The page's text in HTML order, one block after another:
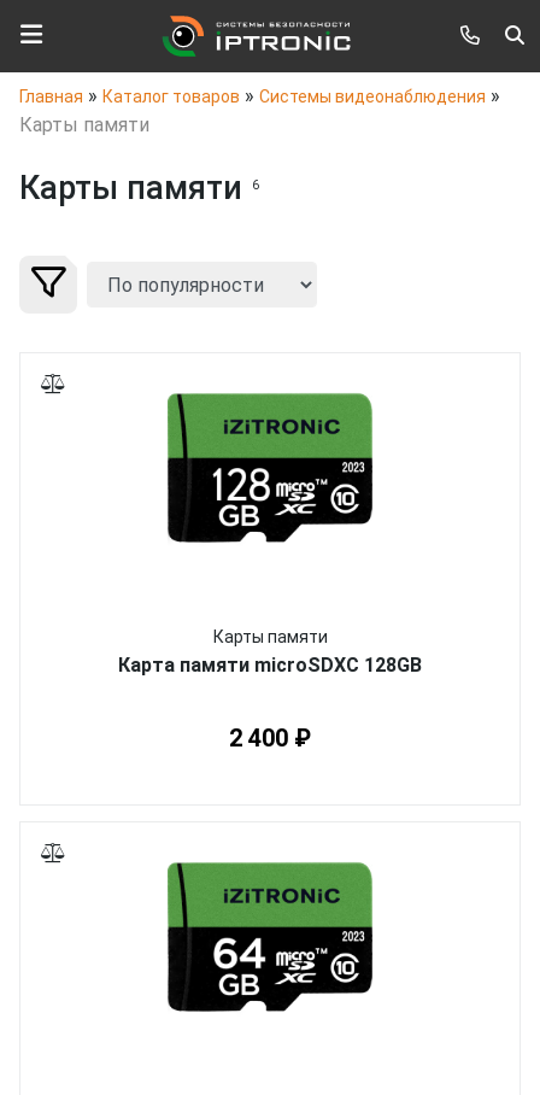
Главная » Каталог товаров » Системы видеонаблюдения »
Карты памяти
Карты памяти 6
Карты памяти
Карта памяти microSDXC 128GB
2 400 ₽